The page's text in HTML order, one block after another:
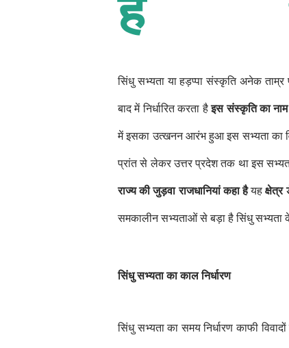
सिंधु सभ्यता या हड़प्पा संस्कृति अनेक
बाद में निर्धारित करता हैइस संस्कृति का
में इसका उत्खनन आरंभ हुआ इस सभ्यता का
प्रांत से लेकर उत्तर प्रदेश तक था इस
राज्य की जुड़वा राजधानियां कहा हैयह
समकालीन सभ्यताओं से बड़ा है सिंधु सभ्यता के
सिंधु सभ्यता का काल निर्धारण
सिंधु सभ्यता का समय निर्धारण काफी